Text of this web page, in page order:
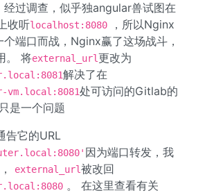
经过调查，似乎独angular兽试图在
收听localhost:8080
，所以Nginx
端口而战，Nginx赢了这场战斗，
。 将external_url更改为
解决了在
vm.local:8081处可访问的Gitlab的
是一个问题
告它的URL
因为端口转发，我
external_url被改回
。 在这里查看有关